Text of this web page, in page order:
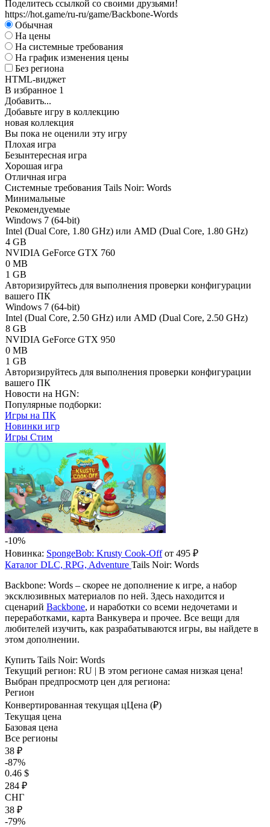
Поделитесь ссылкой со своими друзьями!
https://hot.game/ru-ru/game/Backbone-Words
Обычная
На цены
На системные требования
На график изменения цены
Без региона
HTML-виджет
В избранное 1
Добавить...
Добавьте игру в коллекцию
новая коллекция
Вы пока не оценили эту игру
Плохая игра
Безынтересная игра
Хорошая игра
Отличная игра
Системные требования Tails Noir: Words
Минимальные
Рекомендуемые
Windows 7 (64-bit)
Intel (Dual Core, 1.80 GHz) или AMD (Dual Core, 1.80 GHz)
4 GB
NVIDIA GeForce GTX 760
0 MB
1 GB
Авторизируйтесь для выполнения проверки конфигурации
вашего ПК
Windows 7 (64-bit)
Intel (Dual Core, 2.50 GHz) или AMD (Dual Core, 2.50 GHz)
8 GB
NVIDIA GeForce GTX 950
0 MB
1 GB
Авторизируйтесь для выполнения проверки конфигурации
вашего ПК
Новости на HGN:
Популярные подборки:
Игры на ПК
Новинки игр
Игры Стим
-10%
Новинка: SpongeBob: Krusty Cook-Offот 495 ₽
Каталог DLC, RPG, Adventure Tails Noir: Words
Backbone: Words – скорее не дополнение к игре, а набор
эксклюзивных материалов по ней. Здесь находится и
сценарий Backbone, и наработки со всеми недочетами и
переработками, карта Ванкувера и прочее. Все вещи для
любителей изучить, как разрабатываются игры, вы найдете в
этом дополнении.
Купить Tails Noir: Words
Текущий регион: RU | В этом регионе самая низкая цена!
Выбран предпросмотр цен для региона:
Регион
Конвертированная текущая цЦена (₽)
Текущая цена
Базовая цена
Все регионы
38 ₽
-87%
0.46 $
284 ₽
СНГ
38 ₽
-79%